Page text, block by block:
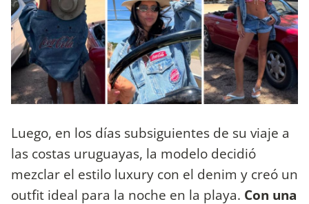
Luego, en los días subsiguientes de su viaje a
las costas uruguayas, la modelo decidió
mezclar el estilo luxury con el denim y creó un
outfit ideal para la noche en la playa. Con una